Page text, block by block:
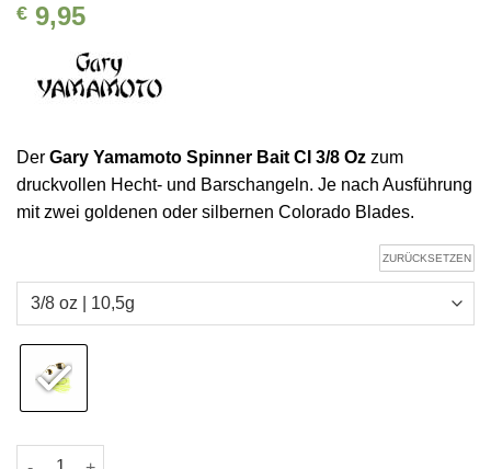
€ 9,95
Der Gary Yamamoto Spinner Bait CI 3/8 Oz zum
druckvollen Hecht- und Barschangeln. Je nach Ausführung
mit zwei goldenen oder silbernen Colorado Blades.
ZURÜCKSETZEN
Gary Yamamoto Spinner Bait CI 3/8 Oz Menge